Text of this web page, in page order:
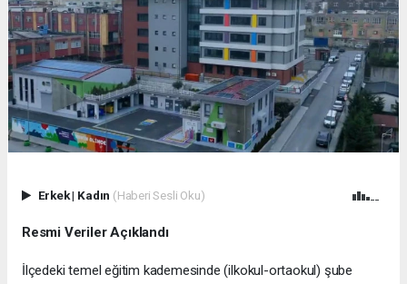
Erkek| Kadın (Haberi Sesli Oku)
Resmi Veriler Açıklandı
İlçedeki temel eğitim kademesinde (ilkokul-ortaokul) şube